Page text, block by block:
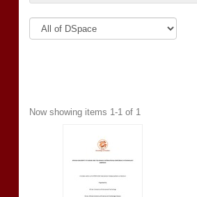
Now showing items 1-1 of 1